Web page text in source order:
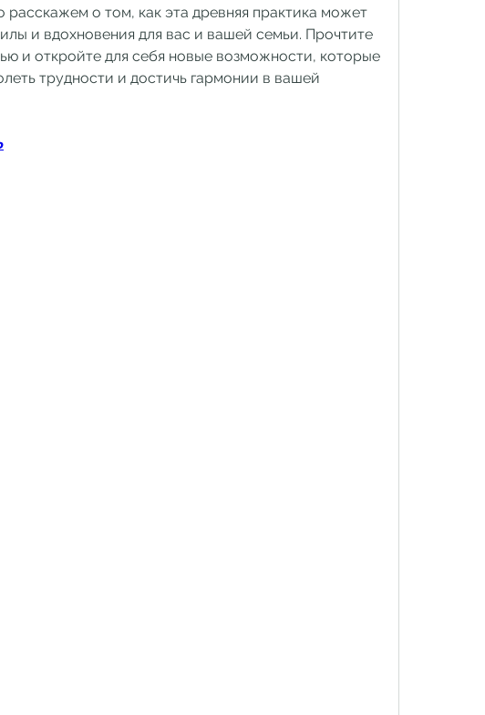
расскажем о том, как эта древняя практика может
и вдохновения для вас и вашей семьи. Прочтите
и откройте для себя новые возможности, которые
трудности и достичь гармонии в вашей